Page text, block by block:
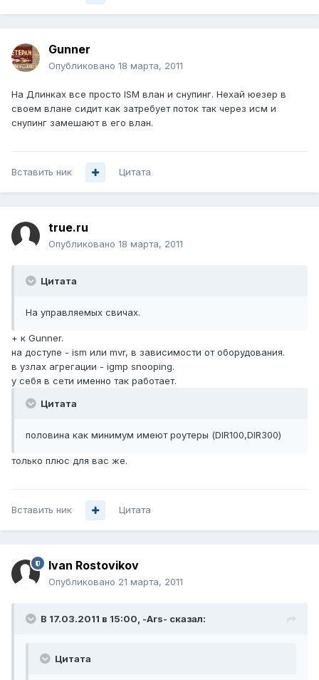
Gunner
Опубликовано 18 марта, 2011
На Длинках все просто ISM влан и снупинг. Нехай юезер в
своем влане сидит как затребует поток так через исм и
снупинг замешают в его влан.
Вставить ник Цитата
true.ru
Опубликовано 18 марта, 2011
Цитата
На управляемых свичах.
+ к Gunner.
на доступе - ism или mvr, в зависимости от оборудования.
в узлах агрегации - igmp snooping.
у себя в сети именно так работает.
Цитата
половина как минимум имеют роутеры (DIR100,DIR300)
только плюс для вас же.
Вставить ник Цитата
Ivan Rostovikov
Опубликовано 21 марта, 2011
В 17.03.2011 в 15:00, -Ars- сказал:
Цитата